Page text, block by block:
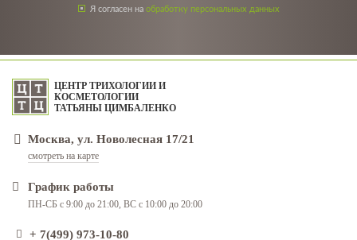
Я согласен на обработку персональных данных
ЦЕНТР ТРИХОЛОГИИ И
КОСМЕТОЛОГИИ
ТАТЬЯНЫ ЦИМБАЛЕНКО
Москва, ул. Новолесная 17/21
смотреть на карте
График работы
ПН-СБ с 9:00 до 21:00, ВС с 10:00 до 20:00
+ 7(499) 973-10-80